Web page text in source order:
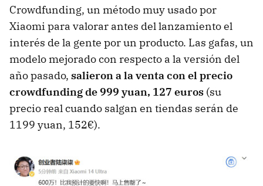
Crowdfunding, un método muy usado por
Xiaomi para valorar antes del lanzamiento el
interés de la gente por un producto. Las gafas, un
modelo mejorado con respecto a la versión del
año pasado, salieron a la venta con el precio
crowdfunding de 999 yuan, 127 euros (su
precio real cuando salgan en tiendas serán de
1199 yuan, 152€).